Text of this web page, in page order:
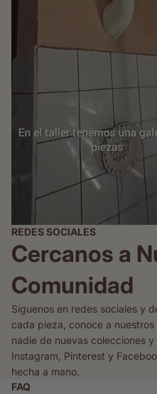
REDES SOCIALES
Cercanos a
Comunidad
Síguenos en redes sociales y
cada pieza, conoce a
nadie de nuevas colecciones
Instagram, Pinterest y
hecha a mano.
FAQ